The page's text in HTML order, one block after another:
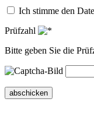
Ich stimme den
Prüfzahl
Bitte geben Sie die
abschicken